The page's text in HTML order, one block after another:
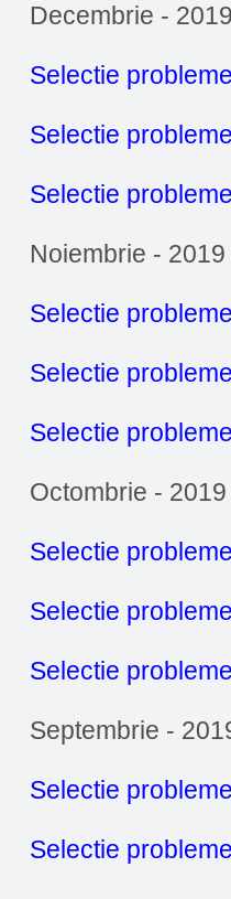
Decembrie -
Selectie
Selectie
Selectie
Noiembrie - 2019
Selectie
Selectie
Selectie
Octombrie - 2019
Selectie
Selectie
Selectie
Septembrie -
Selectie
Selectie